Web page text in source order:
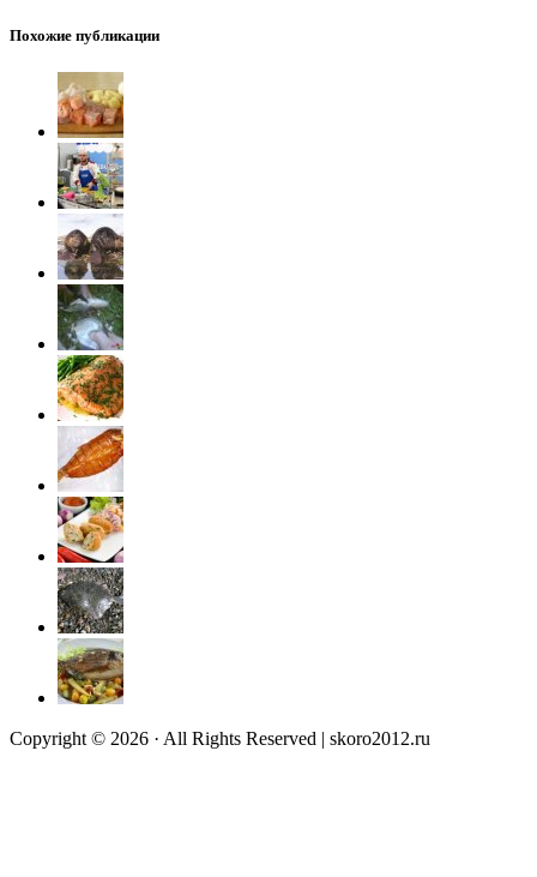
Похожие публикации
Copyright © 2026 · All Rights Reserved | skoro2012.ru